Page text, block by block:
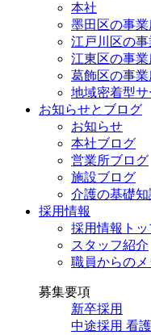
本社
墨田区の事業
江戸川区の
江東区の事業
葛飾区の事業
地域密着型
お知らせとブログ
お知らせ
本社ブログ
営業所ブログ
施設ブログ
介護の基礎知
採用情報
採用情報トッ
スタッフ紹介
職員からの
募集要項
新卒採用
中途採用 看